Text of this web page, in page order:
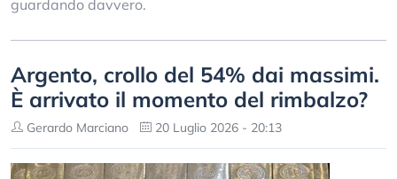
guardando davvero.
Argento, crollo del 54% dai massimi.
È arrivato il momento del rimbalzo?
Gerardo Marciano 20 Luglio 2026 - 20:13